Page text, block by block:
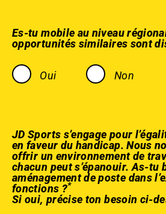
Es-tu mobile au niveau
opportunités similaires sont
Oui Non
JD Sports s’engage pour
en faveur du handicap. Nous
offrir un environnement de
chacun peut s’épanouir. As-tu
aménagement de poste dans
fonctions ?*
Si oui, précise ton besoin ci-